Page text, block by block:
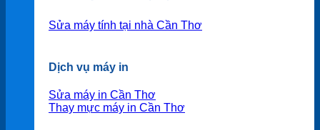
Sửa máy tính tại nhà Cần Thơ
Dịch vụ máy in
Sửa máy in Cần Thơ
Thay mực máy in Cần Thơ